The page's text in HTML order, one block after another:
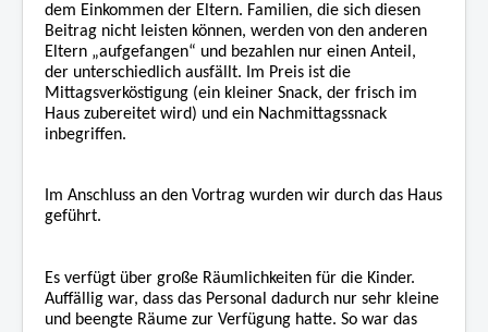
dem Einkommen der Eltern. Familien, die sich diesen
Beitrag nicht leisten können, werden von den anderen
Eltern „aufgefangen“ und bezahlen nur einen Anteil,
der unterschiedlich ausfällt. Im Preis ist die
Mittagsverköstigung (ein kleiner Snack, der frisch im
Haus zubereitet wird) und ein Nachmittagssnack
inbegriffen.
Im Anschluss an den Vortrag wurden wir durch das Haus
geführt.
Es verfügt über große Räumlichkeiten für die Kinder.
Auffällig war, dass das Personal dadurch nur sehr kleine
und beengte Räume zur Verfügung hatte. So war das